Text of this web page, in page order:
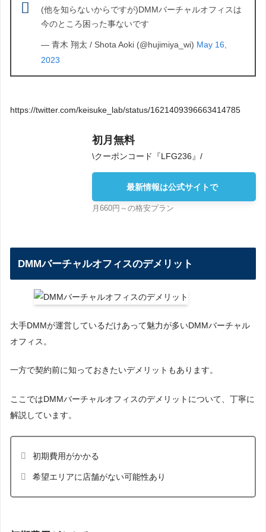
(他を知らないからですが)DMMバーチャルオフィスは
今のところ困った事ないです
— 青木 翔太 / Shota Aoki (@hujimiya_wi) May 16,
2023
https://twitter.com/keisuke_lab/status/1621409396663414785
初月無料
\クーポンコード『LFG236』/
最新情報は公式サイトで
月660円～の格安プラン
DMMバーチャルオフィスのデメリット
大手DMMが運営しているだけあって魅力が多いDMMバーチャル
オフィス。
一方で契約前に知っておきたいデメリットもあります。
ここではDMMバーチャルオフィスのデメリットについて、丁寧に
解説しています。
初期費用がかかる
希望エリアに店舗がない可能性あり